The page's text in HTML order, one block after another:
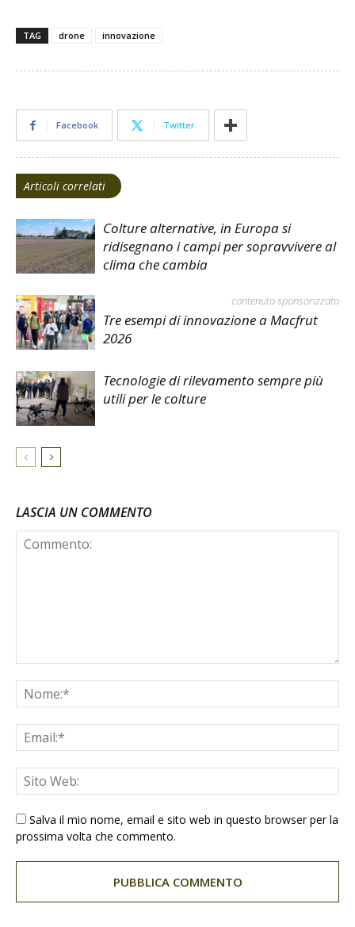
TAG drone innovazione
Facebook Twitter
Articoli correlati
Colture alternative, in Europa si
ridisegnano i campi per sopravvivere al
clima che cambia
contenuto sponsorizzato
Tre esempi di innovazione a Macfrut
2026
Tecnologie di rilevamento sempre più
utili per le colture
LASCIA UN COMMENTO
Salva il mio nome, email e sito web in questo browser per la
prossima volta che commento.